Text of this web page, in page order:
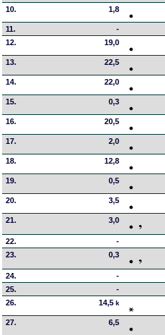
10. 1,8
11.
-
12.
19,0
13. 22,5
14. 22,0
15. 0,3
16. 20,5
17. 2,0
18. 12,8
19. 0,5
20. 3,5
21. 3,0
22.
-
23.
0,3
24.
-
25.
-
26.
14,5k
27. 6,5